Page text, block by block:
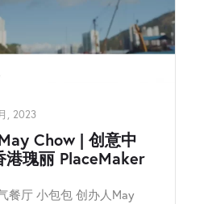
, 2023
Chow | 创意中
港瑰丽 PlaceMaker
餐厅 小包包 创办人May